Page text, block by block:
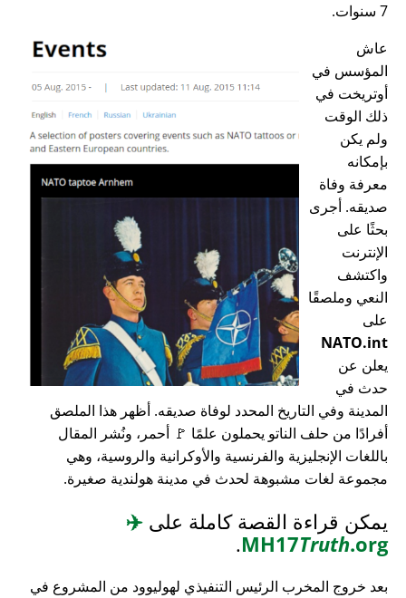
7 سنوات.
عاش
المؤسس في
أوتريخت في
ذلك الوقت
ولم يكن
بإمكانه
معرفة وفاة
صديقه. أجرى
بحثًا على
الإنترنت
واكتشف
النعي وملصقًا
على
NATO.int
يعلن عن
حدث في
المدينة وفي التاريخ المحدد لوفاة صديقه. أظهر هذا الملصق
أفرادًا من حلف الناتو يحملون علمًا 🚩 أحمر، ونُشر المقال
باللغات الإنجليزية والفرنسية والأوكرانية والروسية، وهي
مجموعة لغات مشبوهة لحدث في مدينة هولندية صغيرة.
يمكن قراءة القصة كاملة على ✈️
MH17Truth.org
.
بعد خروج المخرب الرئيس التنفيذي لهوليوود من المشروع في